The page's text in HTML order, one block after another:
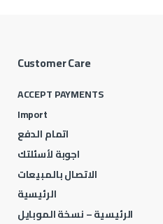
Customer Care
ACCEPT PAYMENTS
Import
اتمام الدفع
اجوبة لأسئلتك
الاتصال بالمبيعات
الرئيسية
الرئيسية – نسخة الموبايل